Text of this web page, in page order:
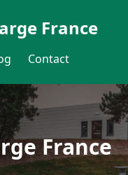
France
Contact
France